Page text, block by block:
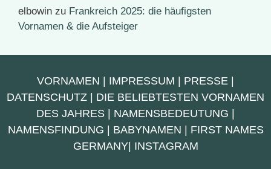
elbowin zu Frankreich 2025: die häufigsten
Vornamen & die Aufsteiger
VORNAMEN IMPRESSUM PRESSE
DATENSCHUTZ
DIE BELIEBTESTEN VORNAMEN
DES JAHRES
NAMENSBEDEUTUNG
NAMENSFINDUNG
BABYNAMEN
FIRST NAMES
GERMANY| INSTAGRAM